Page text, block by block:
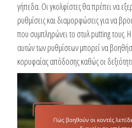
γήπεδα. Οι γκολφίστες θα πρέπει να
ρυθμίσεις και διαμορφώσεις για να
που συμπληρώνει το στυλ putting τους. Η
αυτών των ρυθμίσεων μπορεί να
κορυφαίας απόδοσης καθώς οι